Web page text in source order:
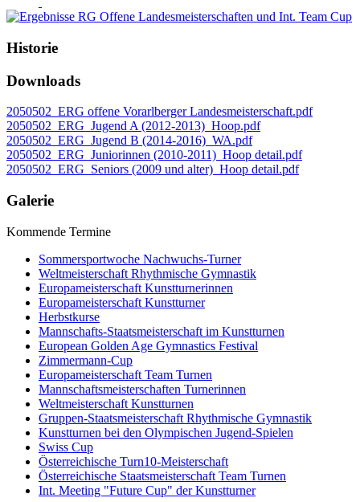
Historie
Downloads
2050502_ERG offene Vorarlberger Landesmeisterschaft.pdf
2050502_ERG_Jugend A (2012-2013)_Hoop.pdf
2050502_ERG_Jugend B (2014-2016)_WA.pdf
2050502_ERG_Juniorinnen (2010-2011)_Hoop detail.pdf
2050502_ERG_Seniors (2009 und alter)_Hoop detail.pdf
Galerie
Kommende Termine
Sommersportwoche Nachwuchs-Turner
Weltmeisterschaft Rhythmische Gymnastik
Europameisterschaft Kunstturnerinnen
Europameisterschaft Kunstturner
Herbstkurse
Mannschafts-Staatsmeisterschaft im Kunstturnen
European Golden Age Gymnastics Festival
Zimmermann-Cup
Europameisterschaft Team Turnen
Mannschaftsmeisterschaften Turnerinnen
Weltmeisterschaft Kunstturnen
Gruppen-Staatsmeisterschaft Rhythmische Gymnastik
Kunstturnen bei den Olympischen Jugend-Spielen
Swiss Cup
Österreichische Turn10-Meisterschaft
Österreichische Staatsmeisterschaft Team Turnen
Int. Meeting "Future Cup" der Kunstturner